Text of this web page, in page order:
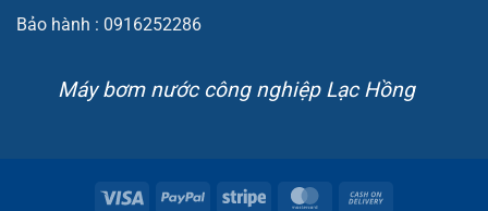
Bảo hành : 0916252286
Máy bơm nước công nghiệp Lạc Hồng
Visa PayPal Stripe MasterCard